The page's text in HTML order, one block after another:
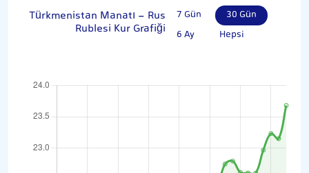
Türkmenistan Manatı - Rus
Rublesi Kur Grafiği
7 Gün
30 Gün
6 Ay
Hepsi